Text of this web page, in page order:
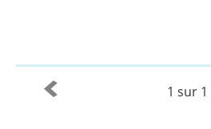
1 sur 1